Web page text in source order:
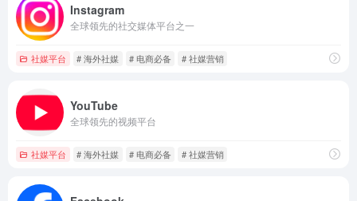
Instagram
全球领先的社交媒体平台之一
社媒平台 # 海外社媒 # 电商必备 # 社媒营销
YouTube
全球领先的视频平台
社媒平台 # 海外社媒 # 电商必备 # 社媒营销